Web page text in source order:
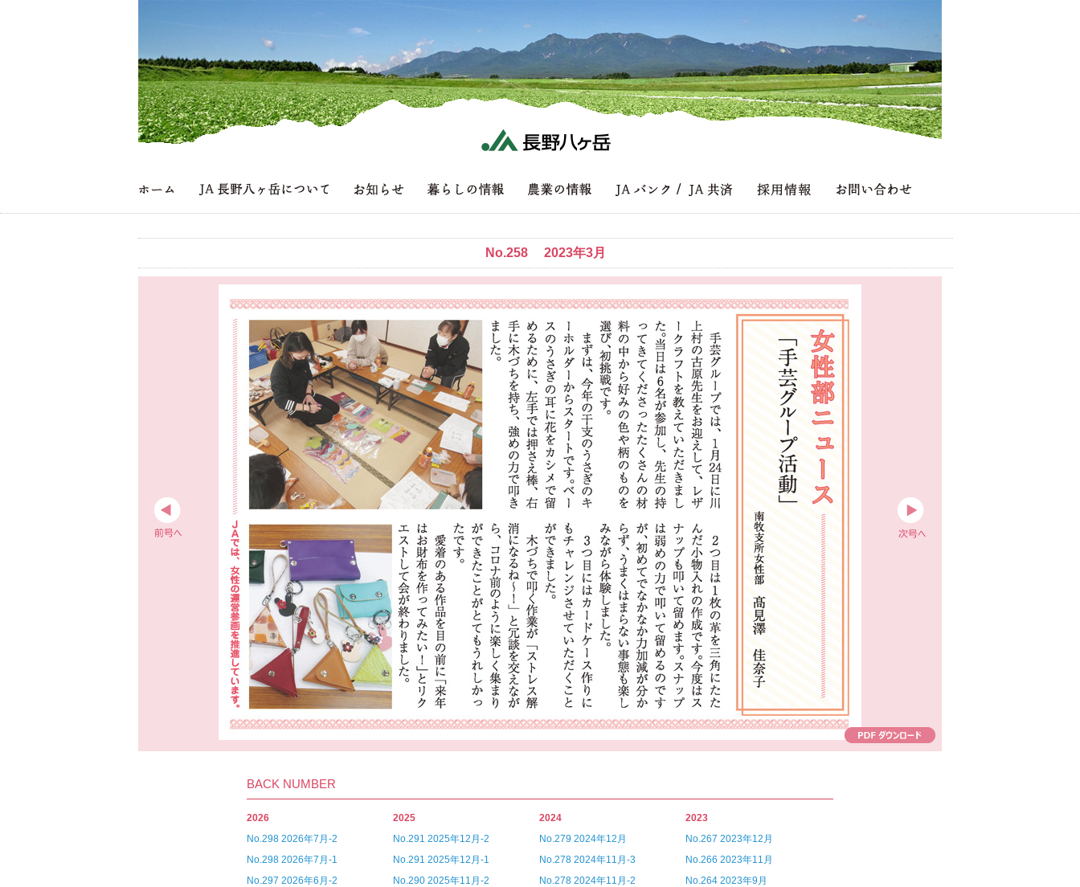
No.258 2023年3月
BACK NUMBER
2026
No.298 2026年7月-2
No.298 2026年7月-1
No.297 2026年6月-2
2025
No.291 2025年12月-2
No.291 2025年12月-1
No.290 2025年11月-2
2024
No.279 2024年12月
No.278 2024年11月-3
No.278 2024年11月-2
2023
No.267 2023年12月
No.266 2023年11月
No.264 2023年9月